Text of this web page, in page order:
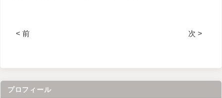
< 前 次 >
プロフィール